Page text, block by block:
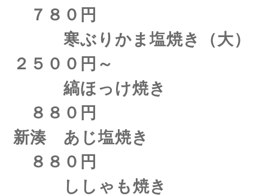
７８０円
寒ぶりかま塩焼き（大）
２５００円～
縞ほっけ焼き
８８０円
新湊 あじ塩焼き
８８０円
ししゃも焼き